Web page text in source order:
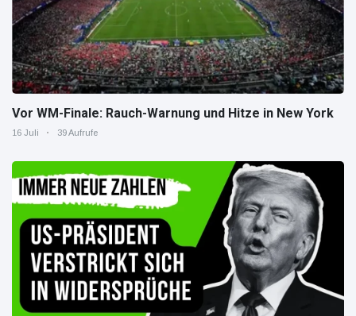
Vor WM-Finale: Rauch-Warnung und Hitze in New York
16 Juli 39 Aufrufe